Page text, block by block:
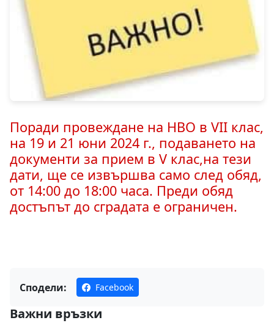
Поради провеждане на НВО в VII клас,
на 19 и 21 юни 2024 г., подаването на
документи за прием в V клас,на тези
дати, ще се извършва само след обяд,
от 14:00 до 18:00 часа. Преди обяд
достъпът до сградата е ограничен.
Сподели: Facebook
Важни връзки